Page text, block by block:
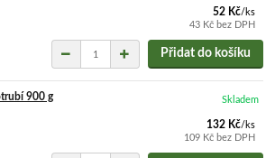
52 Kč/ks
43 Kč bez DPH
Přidat do košíku
900 g
132 Kč/ks
109 Kč bez DPH
Skladem